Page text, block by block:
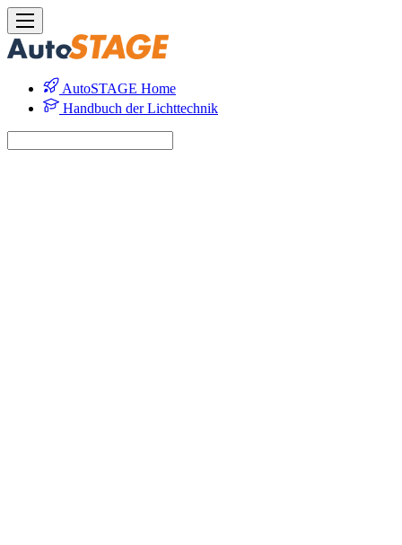
AutoSTAGE Home
Handbuch der Lichttechnik